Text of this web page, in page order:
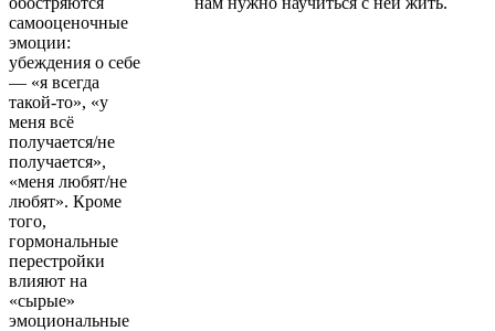
самооценочные
эмоции:
убеждения о себе
— «я всегда
такой-то», «у
меня всё
получается/не
получается»,
«меня любят/не
любят». Кроме
того,
гормональные
перестройки
влияют на
«сырые»
эмоциональные